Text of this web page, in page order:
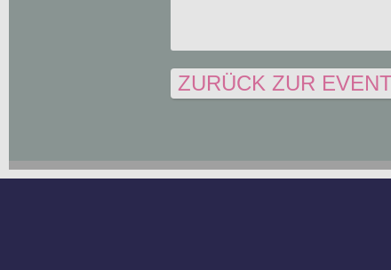
ZURÜCK ZUR